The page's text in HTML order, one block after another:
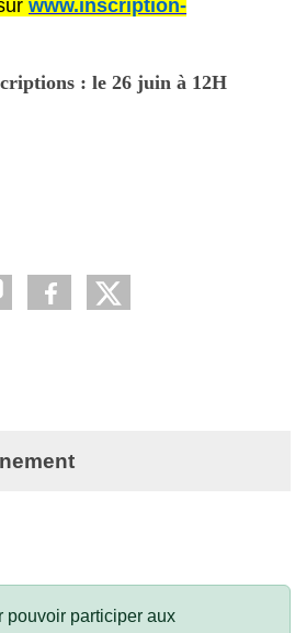
www.inscription-
: le 26 juin à 12H
pouvoir participer aux